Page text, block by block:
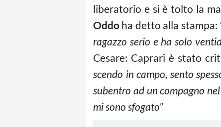
liberatorio e si è tolto la
Oddo ha detto alla stampa:
ragazzo serio e ha solo
Cesare: Caprari è stato
scendo in campo, sento
subentro ad un compagno
mi sono sfogato”